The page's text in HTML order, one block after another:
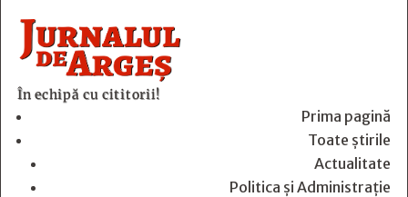
În echipă cu cititorii!
Prima pagină
Toate știrile
Actualitate
Politica și Administrație